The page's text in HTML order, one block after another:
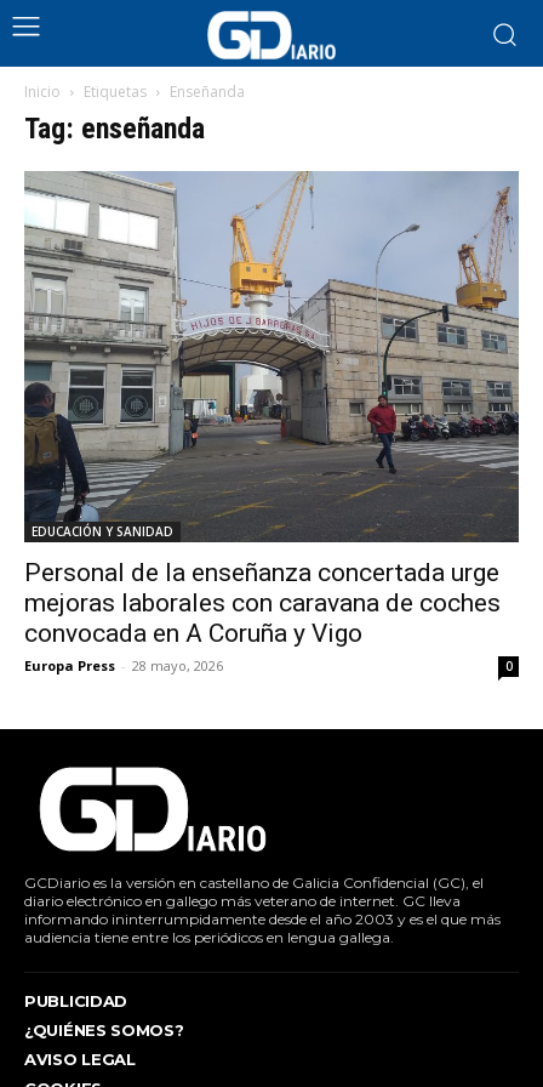
Inicio Etiquetas Enseñanda
Tag: enseñanda
EDUCACIÓN Y SANIDAD
Personal de la enseñanza concertada urge
mejoras laborales con caravana de coches
convocada en A Coruña y Vigo
Europa Press - 28 mayo, 2026 0
GCDiario es la versión en castellano de Galicia Confidencial (GC), el
diario electrónico en gallego más veterano de internet. GC lleva
informando ininterrumpidamente desde el año 2003 y es el que más
audiencia tiene entre los periódicos en lengua gallega.
PUBLICIDAD
¿QUIÉNES SOMOS?
AVISO LEGAL